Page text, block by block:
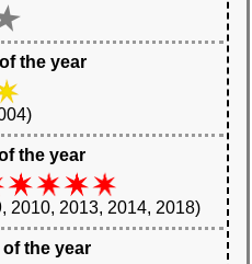
the year
the year
2010, 2013, 2014, 2018)
of the year